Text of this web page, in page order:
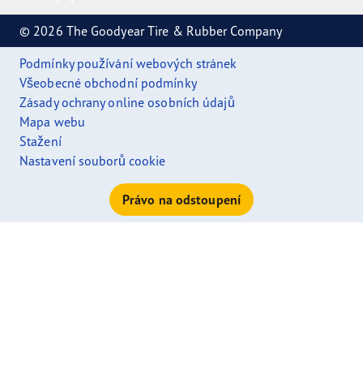
© 2026 The Goodyear Tire & Rubber Company
Podmínky používání webových stránek
Všeobecné obchodní podmínky
Zásady ochrany online osobních údajů
Mapa webu
Stažení
Nastavení souborů cookie
Právo na odstoupení